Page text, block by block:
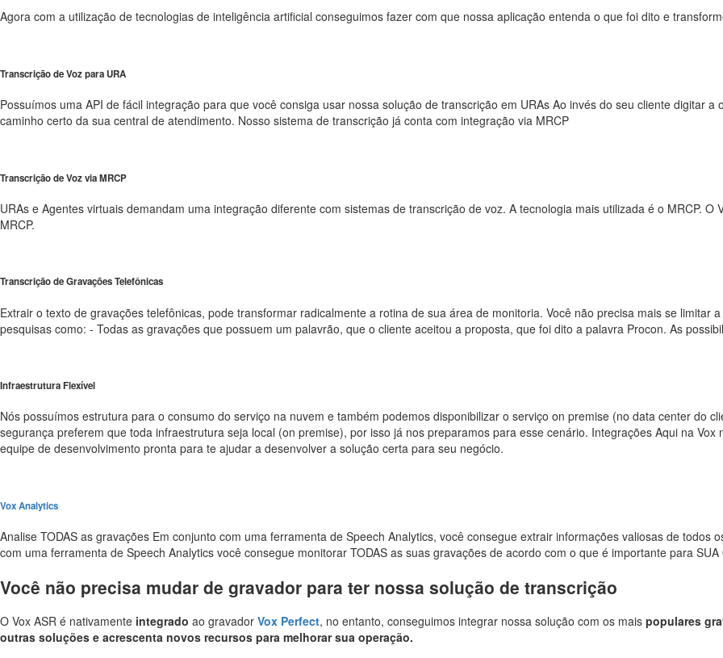
Agora com a utilização de tecnologias de inteligência artificial conseguimos fazer com que nossa aplicação entenda o que foi dito e
Transcrição de Voz para URA
Possuímos uma API de fácil integração para que você consiga usar nossa solução de transcrição em URAs Ao invés do seu cliente digitar
caminho certo da sua central de atendimento. Nosso sistema de transcrição já conta com integração via MRCP
Transcrição de Voz via MRCP
URAs e Agentes virtuais demandam uma integração diferente com sistemas de transcrição de voz. A tecnologia mais utilizada é o MRCP.
MRCP.
Transcrição de Gravações Telefônicas
Extrair o texto de gravações telefônicas, pode transformar radicalmente a rotina de sua área de monitoria. Você não precisa mais se
pesquisas como: - Todas as gravações que possuem um palavrão, que o cliente aceitou a proposta, que foi dito a palavra Procon. As
Infraestrutura Flexível
Nós possuímos estrutura para o consumo do serviço na nuvem e também podemos disponibilizar o serviço on premise (no data center do
segurança preferem que toda infraestrutura seja local (on premise), por isso já nos preparamos para esse cenário. Integrações Aqui na
equipe de desenvolvimento pronta para te ajudar a desenvolver a solução certa para seu negócio.
Vox Analytics
Analise TODAS as gravações Em conjunto com uma ferramenta de Speech Analytics, você consegue extrair informações valiosas de
com uma ferramenta de Speech Analytics você consegue monitorar TODAS as suas gravações de acordo com o que é importante para SUA
Você não precisa mudar de gravador para ter nossa solução de transcrição
O Vox ASR é nativamente integrado ao gravador Vox Perfect, no entanto, conseguimos integrar nossa solução com os mais populares
outras soluções e acrescenta novos recursos para melhorar sua operação.